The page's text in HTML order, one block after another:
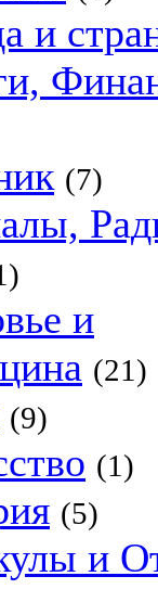
и
(7)
и
(21)
(9)
(1)
(5)
и